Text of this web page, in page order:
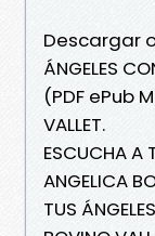
Descargar o
ÁNGELES
(PDF ePub
VALLET.
ESCUCHA A
ANGELICA
TUS